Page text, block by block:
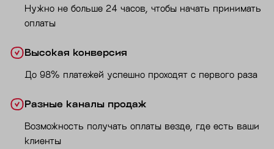
Нужно не больше 24 часов, чтобы начать принимать
оплаты
Высокая конверсия
До 98% платежей успешно проходят с первого раза
Разные каналы продаж
Возможность получать оплаты везде, где есть ваши
клиенты